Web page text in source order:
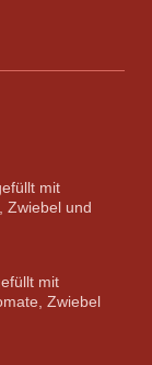
mit
Zwiebel und
mit
Zwiebel